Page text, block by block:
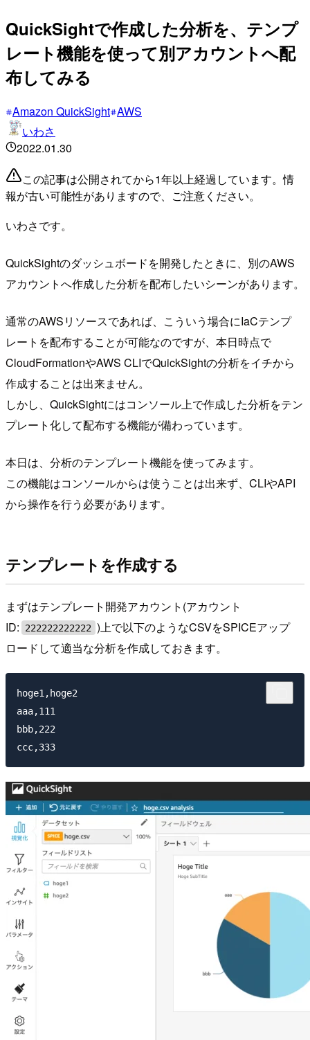
QuickSightで作成した分析を、テンプ
レート機能を使って別アカウントへ配
布してみる
Amazon QuickSight AWS
いわさ
2022.01.30
この記事は公開されてから1年以上経過しています。情
報が古い可能性がありますので、ご注意ください。
いわさです。
QuickSightのダッシュボードを開発したときに、別のAWS
アカウントへ作成した分析を配布したいシーンがあります。
通常のAWSリソースであれば、こういう場合にIaCテンプ
レートを配布することが可能なのですが、本日時点で
CloudFormationやAWS CLIでQuickSightの分析をイチから
作成することは出来ません。
しかし、QuickSightにはコンソール上で作成した分析をテン
プレート化して配布する機能が備わっています。
本日は、分析のテンプレート機能を使ってみます。
この機能はコンソールからは使うことは出来ず、CLIやAPI
から操作を行う必要があります。
テンプレートを作成する
まずはテンプレート開発アカウント(アカウント
ID:
222222222222 )上で以下のようなCSVをSPICEアップ
ロードして適当な分析を作成しておきます。
hoge1,hoge2
aaa,111
bbb,222